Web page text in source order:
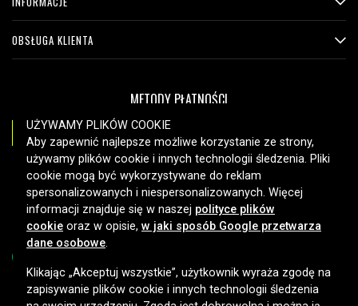
OBSŁUGA KLIENTA
METODY PŁATNOŚCI
OPCJE DOSTAWY
Copyright © 2026, Spares Nordic AB
UŻYWAMY PLIKÓW COOKIE
Aby zapewnić najlepsze możliwe korzystanie ze strony,
używamy plików cookie i innych technologii śledzenia. Pliki
cookie mogą być wykorzystywane do reklam
spersonalizowanych i niespersonalizowanych. Więcej
informacji znajduje się w naszej polityce plików
cookie oraz w opisie, w jaki sposób Google przetwarza
dane osobowe.
Klikając „Akceptuj wszystkie”, użytkownik wyraża zgodę na
zapisywanie plików cookie i innych technologii śledzenia